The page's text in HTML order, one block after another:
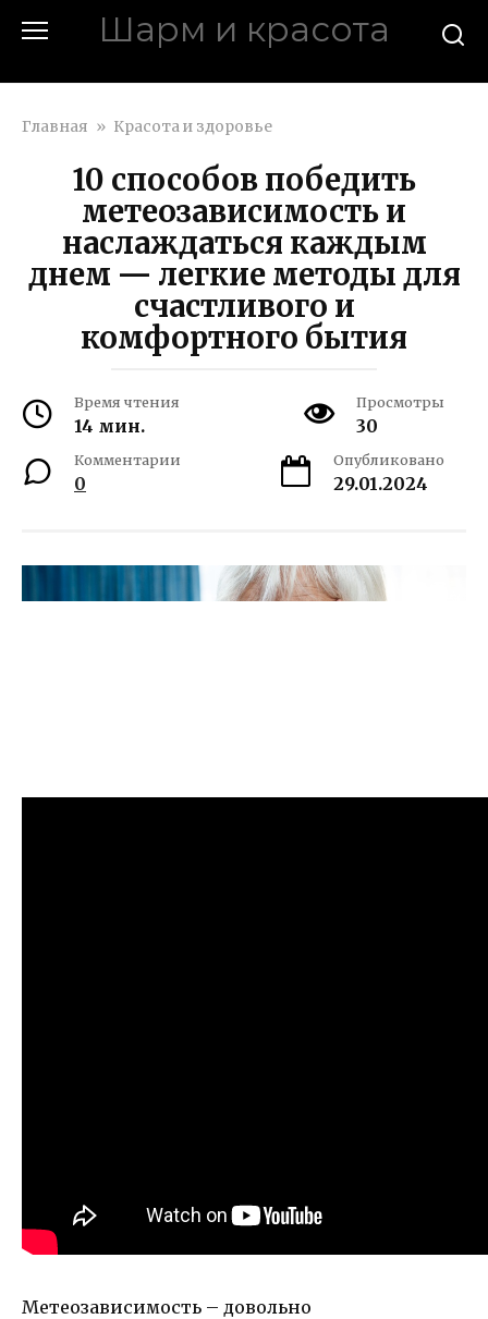
Шарм и красота
Главная » Красота и здоровье
10 способов победить
метеозависимость и
наслаждаться каждым
днем — легкие методы для
счастливого и
комфортного бытия
Время чтения
14 мин.
Просмотры
30
Комментарии
0
Опубликовано
29.01.2024
Метеозависимость – довольно